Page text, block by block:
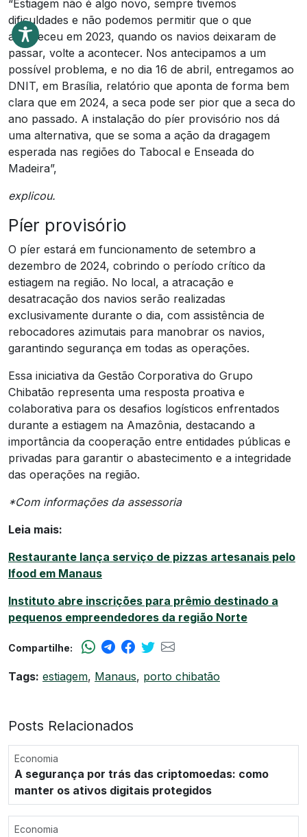
“Estiagem não é algo novo, sempre tivemos
dificuldades e não podemos permitir que o que
aconteceu em 2023, quando os navios deixaram de
passar, volte a acontecer. Nos antecipamos a um
possível problema, e no dia 16 de abril, entregamos ao
DNIT, em Brasília, relatório que aponta de forma bem
clara que em 2024, a seca pode ser pior que a seca do
ano passado. A instalação do píer provisório nos dá
uma alternativa, que se soma a ação da dragagem
esperada nas regiões do Tabocal e Enseada do
Madeira”,
explicou.
Píer provisório
O píer estará em funcionamento de setembro a
dezembro de 2024, cobrindo o período crítico da
estiagem na região. No local, a atracação e
desatracação dos navios serão realizadas
exclusivamente durante o dia, com assistência de
rebocadores azimutais para manobrar os navios,
garantindo segurança em todas as operações.
Essa iniciativa da Gestão Corporativa do Grupo
Chibatão representa uma resposta proativa e
colaborativa para os desafios logísticos enfrentados
durante a estiagem na Amazônia, destacando a
importância da cooperação entre entidades públicas e
privadas para garantir o abastecimento e a integridade
das operações na região.
*Com informações da assessoria
Leia mais:
Restaurante lança serviço de pizzas artesanais pelo
Ifood em Manaus
Instituto abre inscrições para prêmio destinado a
pequenos empreendedores da região Norte
Compartilhe:
Tags: estiagem, Manaus, porto chibatão
Posts Relacionados
Economia
A segurança por trás das criptomoedas: como
manter os ativos digitais protegidos
Economia